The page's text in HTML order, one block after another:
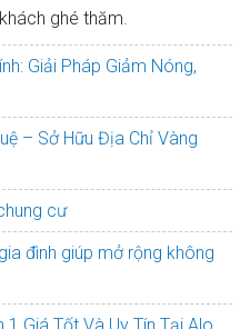
ghé thăm.
Giải Pháp Giảm Nóng,
– Sở Hữu Địa Chỉ Vàng
cư
đình giúp mở rộng không